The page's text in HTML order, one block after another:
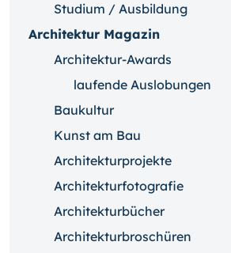
Studium / Ausbildung
Architektur Magazin
Architektur-Awards
laufende Auslobungen
Baukultur
Kunst am Bau
Architekturprojekte
Architekturfotografie
Architekturbücher
Architekturbroschüren